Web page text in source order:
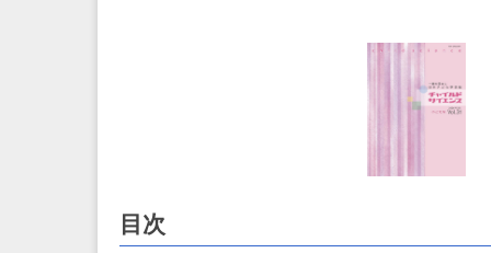
り
を
目次